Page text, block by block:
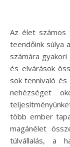
Az élet számos területén előfordul, hogy úgy érezzük, a
teendőink súlya
számára
és elvárások
sok tennivaló
nehézséget
több ember
magánélet
túlvállalás, a